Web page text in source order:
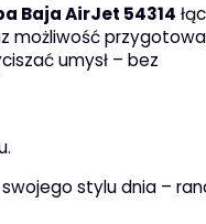
Baja AirJet 54314
możliwość
umysł – bez
stylu dnia –